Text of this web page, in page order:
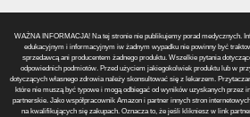
WAŻNA INFORMACJA! Na tej stronie nie publikujemy porad medycznych.
edukacyjnym i informacyjnym iw żadnym wypadku nie powinny być
sprzedawcą ani producentem żadnego produktu. Wszelkie pytania
odpowiednich podmiotów. Przed użyciem jakiegokolwiek produktu lub w
dotyczących własnego zdrowia należy skonsultować się z lekarzem.
które nie muszą być typowe i mogą odbiegać od wyników uzyskanych przez
partnerskie. Jako współpracownik Amazon i partner innych stron
na kwalifikujących się zakupach. Oznacza to, że jeśli klikniesz w link